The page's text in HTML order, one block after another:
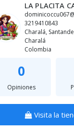
LA PLACITA
3219410843
Charalá,
Charalá
Colombia
0
Opiniones
Visita la